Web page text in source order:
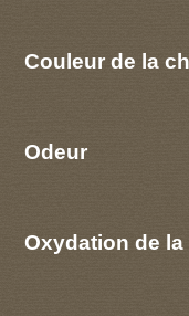
Couleur de la
Odeur
Oxydation de la